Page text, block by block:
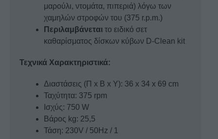
Δίσκος ζουλιέν - 2 x 6 mm - €155,00
Δίσκος ζουλιέν - 2 x 8 mm
Δίσκος ζουλιέν - 2 x 10 mm
μαρούλι, ντομάτα, πιπεριά) λόγω των
χαμηλών στροφών του (375 r.p.m.)
Περιλαμβάνεται το ειδικό σετ
καθαρίσματος δίσκων κύβων D-Clean kit
Τεχνικά Χαρακτηριστικά:
Διαστάσεις (Π x Β x Υ): 36 x 34 x 69 cm
Ταχύτητα: 375 rpm
Ισχύς: 750 W
Βάρος kg: 25,5
Τάση: 230V / 50Hz / 1